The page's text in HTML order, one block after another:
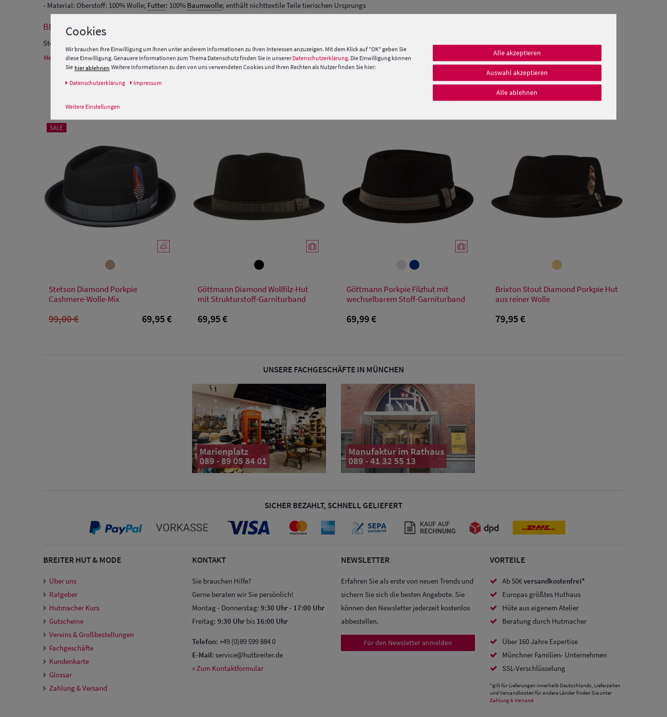
- Material: Oberstoff: 100% Wolle; Futter: 100% Baumwolle; enthält nichttextile Teile tierischen Ursprungs
BESCHREIBUNG
Stetson Diamond Woolfelt
Mehr Informationen zum Hersteller und EU Verantwortlichen »
SALE
63/XXL
Stetson Diamond Porkpie
Cashmere-Wolle-Mix
99,00 € 69,95 €
XL
Göttmann Diamond Wollfilz-Hut
mit Strukturstoff-Garniturband
69,95 €
M L XL
Göttmann Porkpie Filzhut mit
wechselbarem Stoff-Garniturband
69,99 €
L
Brixton Stout Diamond Porkpie Hut
aus reiner Wolle
79,95 €
UNSERE FACHGESCHÄFTE IN MÜNCHEN
Marienplatz
089 - 89 05 84 01
Manufaktur im Rathaus
089 - 41 32 55 13
SICHER BEZAHLT, SCHNELL GELIEFERT
BREITER HUT & MODE
Über uns
Ratgeber
Hutmacher Kurs
Gutscheine
Vereins & Großbestellungen
Fachgeschäfte
Kundenkarte
Glossar
Zahlung & Versand
KONTAKT
Sie brauchen Hilfe?
Gerne beraten wir Sie persönlich!
Montag - Donnerstag: 9:30 Uhr- 17:00 Uhr
Freitag: 9:30 Uhr bis 16:00 Uhr
Telefon: +49 (0)89 599 884 0
E-Mail: service@hutbreiter.de
» Zum Kontaktformular
NEWSLETTER
Erfahren Sie als erste von neuen Trends und
sichern Sie sich die besten Angebote. Sie
können den Newsletter jederzeit kostenlos
abbestellen.
Für den Newsletter anmelden
VORTEILE
Ab 50€versandkostenfrei*
Europas größtes Huthaus
Hüte aus eigenem Atelier
Beratung durch Hutmacher
Über 160 Jahre Expertise
Münchner Familien- Unternehmen
SSL-Verschlüsselung
*gilt für Lieferungen innerhalb Deutschlands, Lieferzeiten
und Versandkosten für andere Länder finden Sie unter
Zahlung & Versand
Cookies
Wir brauchen Ihre Einwilligung um Ihnen unter anderem Informationen zu Ihren Interessen anzuzeigen. Mit dem Klick auf "OK" geben Sie
diese Einwilligung. Genauere Informationen zum Thema Datenschutz finden Sie in unserer Datenschutzerklärung. Die Einwilligung können
Sie hier ablehnen Weitere Informationen zu den von uns verwendeten Cookies und Ihren Rechten als Nutzer finden Sie hier:
Daten­schutz­erklärung Impressum
Weitere Einstellungen
Alle akzeptieren
Auswahl akzeptieren
Alle ablehnen